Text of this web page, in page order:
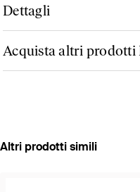
Dettagli
Acquista altri prodotti
Altri prodotti simili